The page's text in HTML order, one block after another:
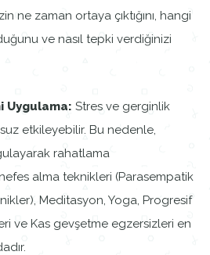
ne zaman ortaya çıktığını, hangi
ve nasıl tepki verdiğinizi
Uygulama: Stres ve gerginlik
etkileyebilir. Bu nedenle,
rahatlama
alma teknikleri (Parasempatik
Meditasyon, Yoga, Progresif
ve Kas gevşetme egzersizleri en